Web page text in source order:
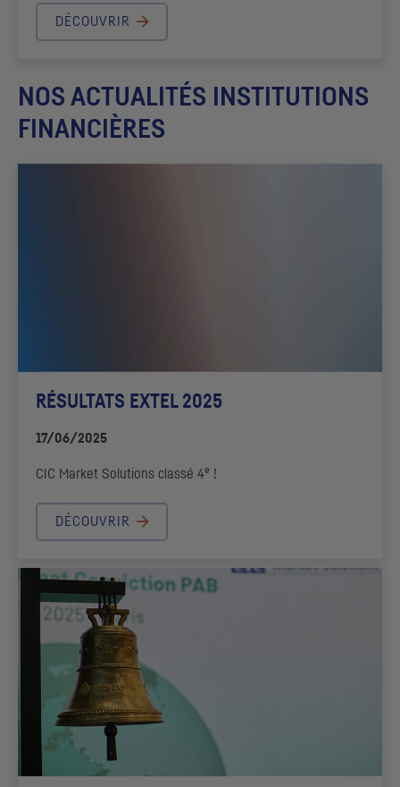
DÉCOUVRIR
NOS ACTUALITÉS INSTITUTIONS
FINANCIÈRES
RÉSULTATS EXTEL 2025
17/06/2025
CIC Market Solutions classé 4e !
DÉCOUVRIR